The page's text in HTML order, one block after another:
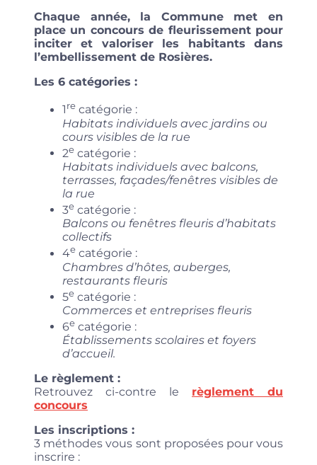
Chaque année, la Commune met en
place un concours de fleurissement pour
inciter et valoriser les habitants dans
l’embellissement de Rosières.
Les 6 catégories :
1re catégorie :
Habitats individuels avec jardins ou
cours visibles de la rue
2e catégorie :
Habitats individuels avec balcons,
terrasses, façades/fenêtres visibles de
la rue
3e catégorie :
Balcons ou fenêtres fleuris d’habitats
collectifs
4e catégorie :
Chambres d’hôtes, auberges,
restaurants fleuris
5e catégorie :
Commerces et entreprises fleuris
6e catégorie :
Établissements scolaires et foyers
d’accueil.
Le règlement :
Retrouvez ci-contre le règlement du
concours
Les inscriptions :
3 méthodes vous sont proposées pour vous
inscrire :